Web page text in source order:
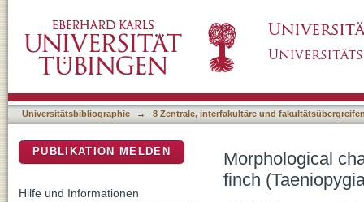
Universitätsbibliographie → 8 Zentrale, interfakultäre und
Morphological
finch
PUBLIKATION MELDEN
Hilfe und Informationen